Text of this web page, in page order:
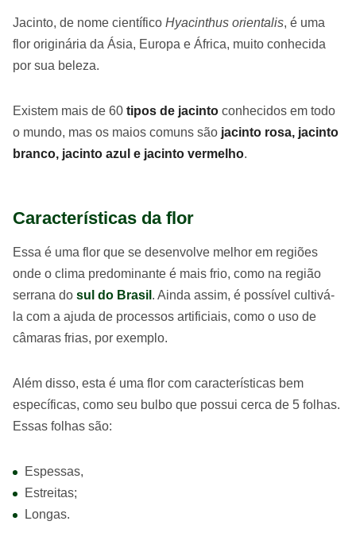
Jacinto, de nome científico Hyacinthus orientalis, é uma
flor originária da Ásia, Europa e África, muito conhecida
por sua beleza.
Existem mais de 60 tipos de jacinto conhecidos em todo
o mundo, mas os maios comuns são jacinto rosa, jacinto
branco, jacinto azul e jacinto vermelho.
Características da flor
Essa é uma flor que se desenvolve melhor em regiões
onde o clima predominante é mais frio, como na região
serrana do sul do Brasil . Ainda assim, é possível cultivá-
la com a ajuda de processos artificiais, como o uso de
câmaras frias, por exemplo.
Além disso, esta é uma flor com características bem
específicas, como seu bulbo que possui cerca de 5 folhas.
Essas folhas são:
Espessas,
Estreitas;
Longas.